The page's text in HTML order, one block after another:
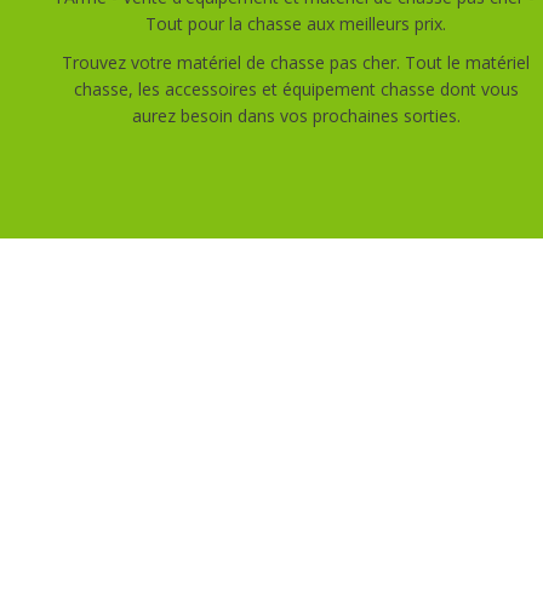
Tout pour la chasse aux meilleurs prix.
Trouvez votre matériel de chasse pas cher. Tout le matériel
chasse, les accessoires et équipement chasse dont vous
aurez besoin dans vos prochaines sorties.